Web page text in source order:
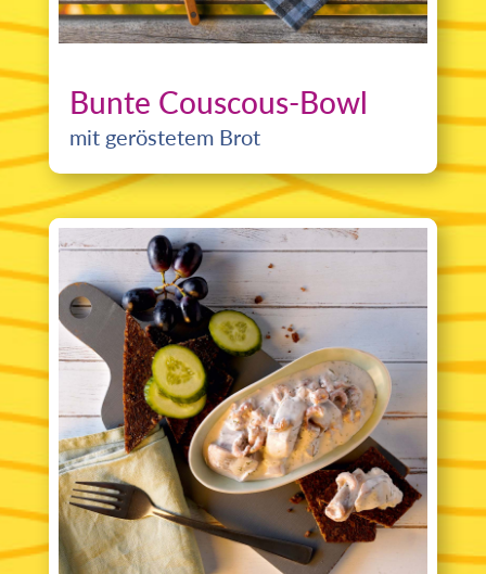
Bunte Couscous-Bowl
mit geröstetem Brot